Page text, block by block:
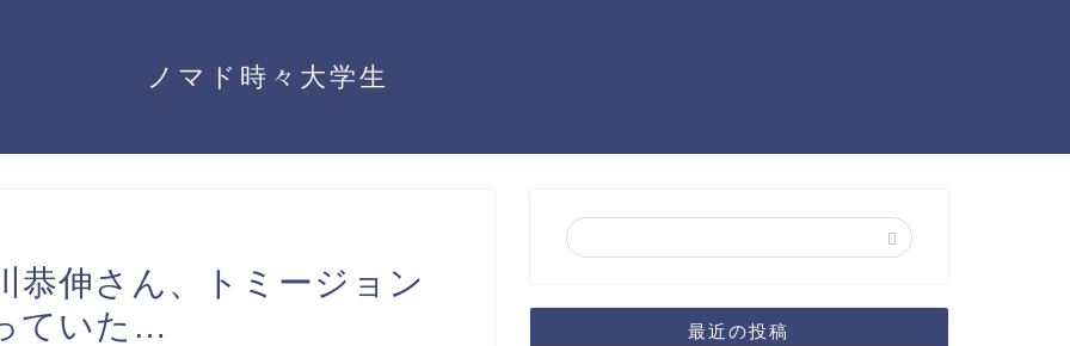
ノマド時々大学生
恭伸さん、トミージョン
ていた…
最近の投稿